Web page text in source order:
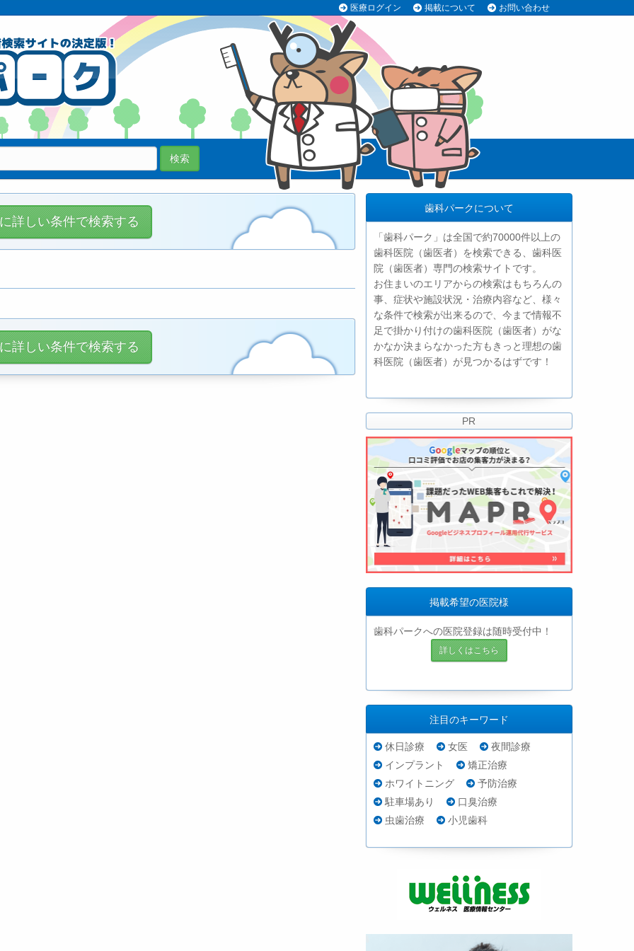
医療ログイン 掲載について お問い合わせ
検索
詳しい条件で検索する
詳しい条件で検索する
歯科パークについて
「歯科パーク」は全国で約70000件以上の
歯科医院（歯医者）を検索できる、歯科医
院（歯医者）専門の検索サイトです。
お住まいのエリアからの検索はもちろんの
事、症状や施設状況・治療内容など、様々
な条件で検索が出来るので、今まで情報不
足で掛かり付けの歯科医院（歯医者）がな
かなか決まらなかった方もきっと理想の歯
科医院（歯医者）が見つかるはずです！
PR
掲載希望の医院様
歯科パークへの医院登録は随時受付中！
詳しくはこちら
注目のキーワード
休日診療 女医
夜間診療
インプラント
矯正治療
ホワイトニング
予防治療
駐車場あり
口臭治療
虫歯治療
小児歯科